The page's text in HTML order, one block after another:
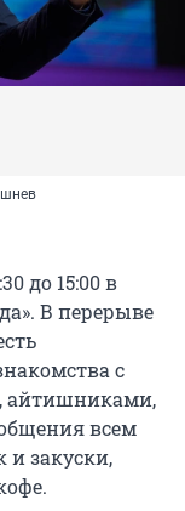
до 15:00 в
В перерыве
с
айтишниками,
всем
и закуски,